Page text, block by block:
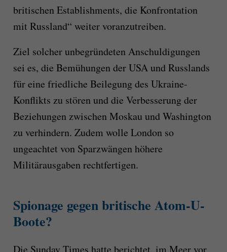
britischen Establishments, die Konfrontation
mit Russland“ weiter voranzutreiben.
Ziel solcher unbegründeten Anschuldigungen
sei es, die Bemühungen der USA und Russlands
für eine friedliche Beilegung des Ukraine-
Konflikts zu stören und die Verbesserung der
Beziehungen zwischen Moskau und Washington
zu verhindern. Zudem wolle London so
ungeachtet von Sparzwängen höhere
Militärausgaben rechtfertigen.
Spionage gegen britische Atom-U-
Boote?